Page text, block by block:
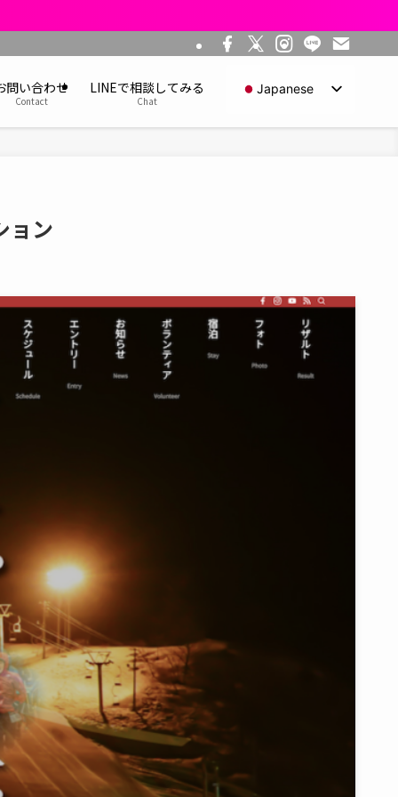
問い合わせ
Contact
LINEで相談してみる
Chat
Japanese
ョン